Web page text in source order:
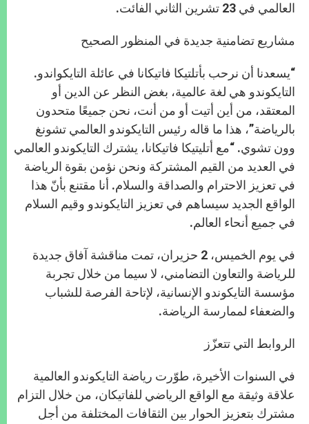
العالمي في 23 تشرين الثاني الفائت.
مشاريع تضامنية جديدة في المنظور الصحيح
“يسعدنا أن نرحب بأتلتيكا فاتيكانا في عائلة التايكواندو.
التايكوندو هي لغة عالمية، بغض النظر عن الدين أو
المعتقد، من أين أتيت أو من أنت، نحن جميعًا متحدون
بالرياضة”، هذا ما قاله رئيس التايكوندو العالمي تشونغ
وون تشوي. “مع أتليتيكا فاتيكانا، يشترك التايكوندو العالمي
في العديد من القيم المشتركة ونحن نؤمن بقوة الرياضة
في تعزيز الاحترام والصداقة والسلام. أنا مقتنع بأنّ هذا
الواقع الجديد سيساهم في تعزيز التايكوندو وقيم السلام
في جميع أنحاء العالم.
في يوم الخميس، 2 حزيران، تمت مناقشة آفاق جديدة
للرياضة والتعاون التضامني، لا سيما من خلال تجربة
مؤسسة التايكوندو الإنسانية، لإتاحة الفرصة للشباب
والضعفاء لممارسة الرياضة.
الروابط التي تتعزّز
في السنوات الأخيرة، طوّرت رياضة التايكوندو العالمية
علاقة وثيقة مع الواقع الرياضي للفاتيكان، من خلال التزام
مشترك بتعزيز الحوار بين الثقافات المختلفة من أجل